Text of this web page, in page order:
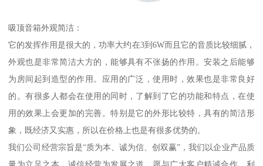
吸顶音箱外观简洁：
它的发挥作用是很大的，功率大约在3到6W而且它的音质比较细腻，
外观也是非常简洁大方的，能够具有不张扬的作用。安装之后能够
为房间起到造型的作用。应用的广泛，使用时，效果也是非常良好
的。有很多人都会在使用的同时，了解到了它的功能和特点，在使
用的效果上会更加的完善。特别是它的外形比较特，具有的简洁形
象，既经济又实惠，所以在价格上也是有很多优势的。
我们公司经营宗旨是“质为本、诚为信、创双赢”，我们以企业产品质
量为立足之本，诚信经营为发展之道，愿与广大客户精诚合作、利